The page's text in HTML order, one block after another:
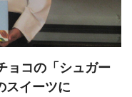
ョコの「シュガー
イーツに